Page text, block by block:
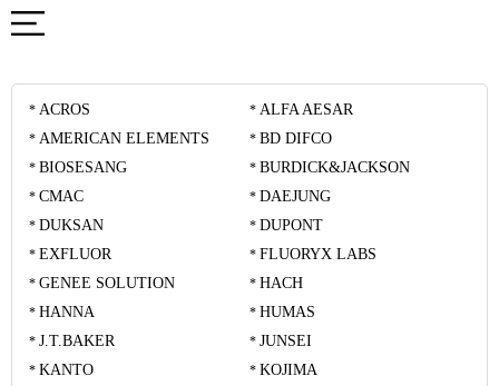
ACROS
ALFA AESAR
AMERICAN ELEMENTS
BD DIFCO
BIOSESANG
BURDICK&JACKSON
CMAC
DAEJUNG
DUKSAN
DUPONT
EXFLUOR
FLUORYX LABS
GENEE SOLUTION
HACH
HANNA
HUMAS
J.T.BAKER
JUNSEI
KANTO
KOJIMA